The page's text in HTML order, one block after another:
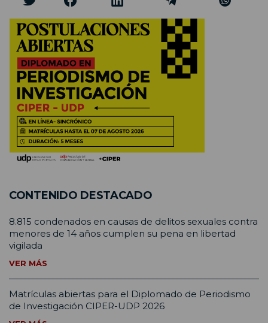
CONTENIDO DESTACADO
8.815 condenados en causas de delitos sexuales contra
menores de 14 años cumplen su pena en libertad
vigilada
VER MÁS
Matrículas abiertas para el Diplomado de Periodismo
de Investigación CIPER-UDP 2026